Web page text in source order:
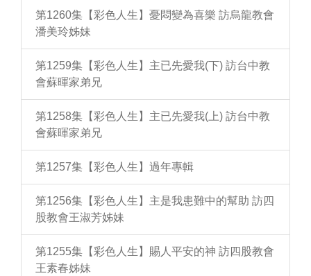
第1260集【彩色人生】憂悶變為喜樂 訪烏龍教會
潘美玲姊妹
第1259集【彩色人生】主已先愛我(下) 訪台中教
會蘇暉家弟兄
第1258集【彩色人生】主已先愛我(上) 訪台中教
會蘇暉家弟兄
第1257集【彩色人生】過年專輯
第1256集【彩色人生】主是我患難中的幫助 訪四
股教會王淑芳姊妹
第1255集【彩色人生】賜人平安的神 訪四股教會
王素春姊妹